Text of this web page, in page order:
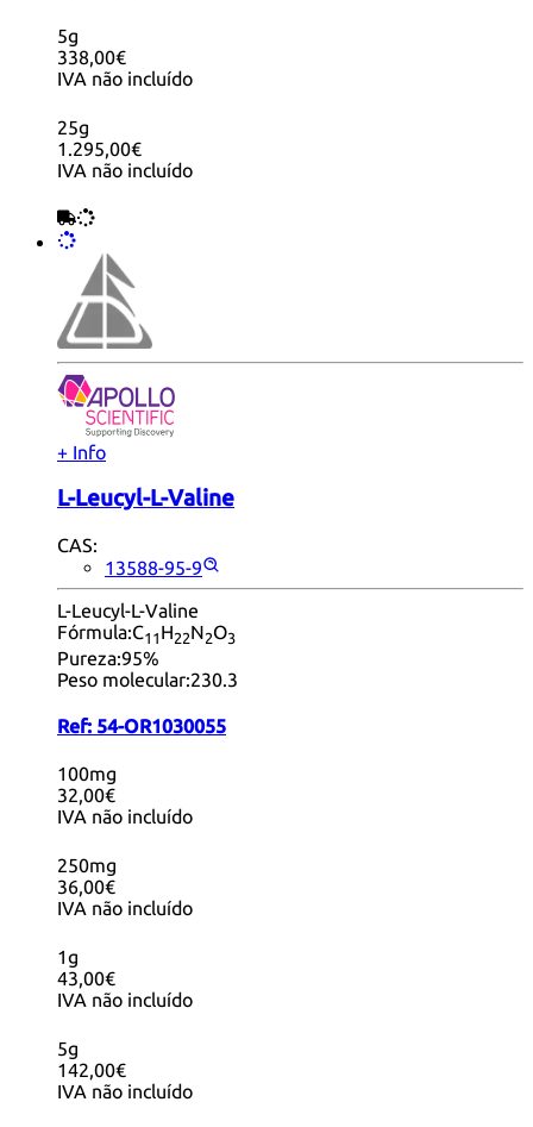
5g
338,00€
IVA não incluído
25g
1.295,00€
IVA não incluído
+ Info
L-Leucyl-L-Valine
CAS:
13588-95-9
L-Leucyl-L-Valine
Fórmula:C11 H22N2O3
Pureza:95%
Peso molecular:230.3
Ref: 54-OR1030055
100mg
32,00€
IVA não incluído
250mg
36,00€
IVA não incluído
1g
43,00€
IVA não incluído
5g
142,00€
IVA não incluído